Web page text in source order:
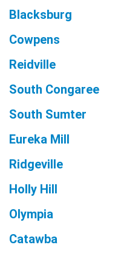
Blacksburg
Cowpens
Reidville
South Congaree
South Sumter
Eureka Mill
Ridgeville
Holly Hill
Olympia
Catawba